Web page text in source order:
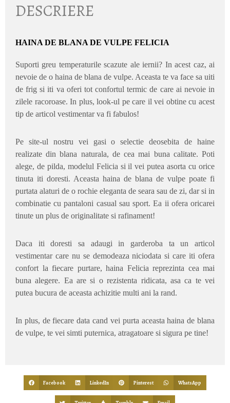
DESCRIERE
HAINA DE BLANA DE VULPE FELICIA
Suporti greu temperaturile scazute ale iernii? In acest caz, ai
nevoie de o haina de blana de vulpe. Aceasta te va face sa uiti
de frig si iti va oferi tot confortul termic de care ai nevoie in
zilele racoroase. In plus, look-ul pe care il vei obtine cu acest
tip de articol vestimentar va fi fabulos!
Pe site-ul nostru vei gasi o selectie deosebita de haine
realizate din blana naturala, de cea mai buna calitate. Poti
alege, de pilda, modelul Felicia si il vei putea asorta cu orice
tinuta iti doresti. Aceasta haina de blana de vulpe poate fi
purtata alaturi de o rochie eleganta de seara sau de zi, dar si in
combinatie cu pantaloni casual sau sport. Ea ii ofera oricarei
tinute un plus de originalitate si rafinament!
Daca iti doresti sa adaugi in garderoba ta un articol
vestimentar care nu se demodeaza niciodata si care iti ofera
confort la fiecare purtare, haina Felicia reprezinta cea mai
buna alegere. Ea are si o rezistenta ridicata, asa ca te vei
putea bucura de aceasta achizitie multi ani la rand.
In plus, de fiecare data cand vei purta aceasta haina de blana
de vulpe, te vei simti puternica, atragatoare si sigura pe tine!
Facebook LinkedIn Pinterest WhatsApp